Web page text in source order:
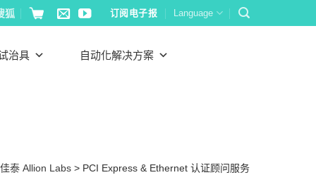
狐 订阅电子报 Language
治具 自动化解决方案
泰 Allion Labs> PCI Express & Ethernet 认证顾问服务